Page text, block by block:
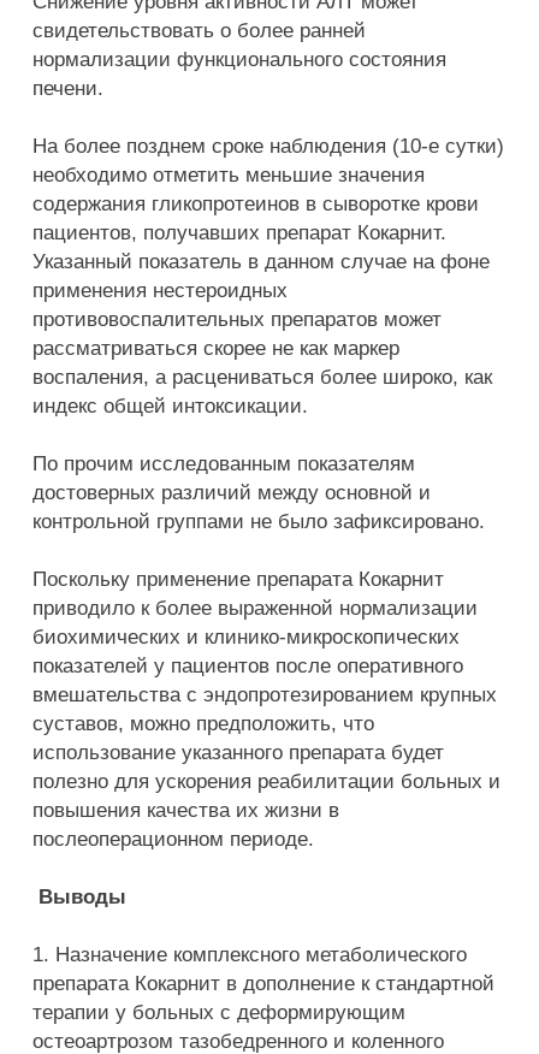
свидетельствовать о более ранней
нормализации функционального состояния
печени.
На более позднем сроке наблюдения (10-е сутки)
необходимо отметить меньшие значения
содержания гликопротеинов в сыворотке крови
пациентов, получавших препарат Кокарнит.
Указанный показатель в данном случае на фоне
применения нестероидных
противовоспалительных препаратов может
рассматриваться скорее не как маркер
воспаления, а расцениваться более широко, как
индекс общей интоксикации.
По прочим исследованным показателям
достоверных различий между основной и
контрольной группами не было зафиксировано.
Поскольку применение препарата Кокарнит
приводило к более выраженной нормализации
биохимических и клинико-микроскопических
показателей у пациентов после оперативного
вмешательства с эндопротезированием крупных
суставов, можно предположить, что
использование указанного препарата будет
полезно для ускорения реабилитации больных и
повышения качества их жизни в
послеоперационном периоде.
Выводы
1. Назначение комплексного метаболического
препарата Кокарнит в дополнение к стандартной
терапии у больных с деформирующим
остеоартрозом тазобедренного и коленного